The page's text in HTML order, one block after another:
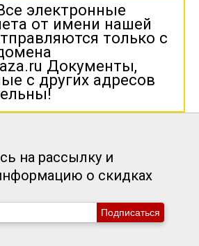
электронные
от имени нашей
только с
Документы,
с других адресов
на рассылку и
о скидках
Подписаться